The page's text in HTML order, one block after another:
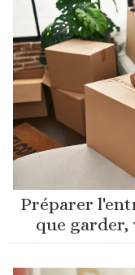
Préparer
que